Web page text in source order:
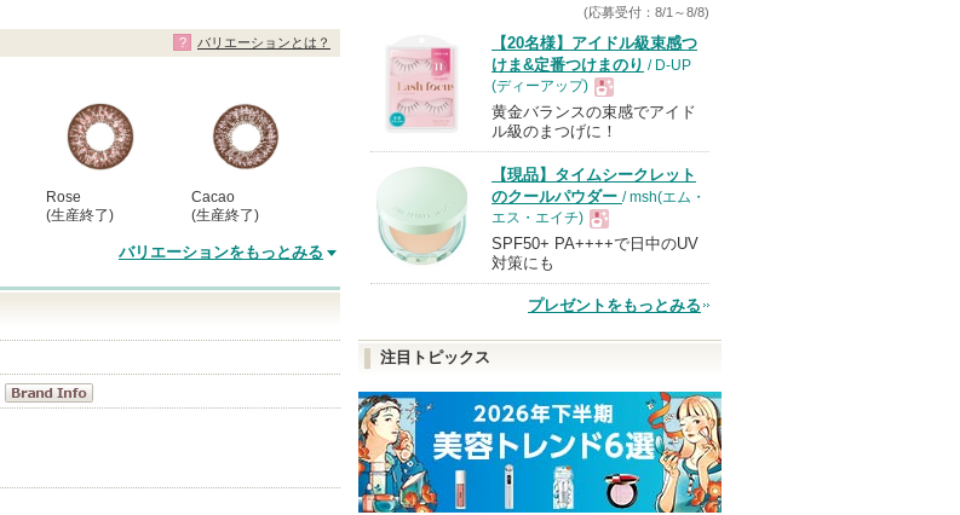
Rose
(生産終了)
Cacao
(生産終了)
バリエーションをもっとみる
バリエーションとは？
(応募受付：8/1～8/8)
【20名様】アイドル級束感つ
けま&定番つけまのり / D-UP
(ディーアップ)
現
品
黄金バランスの束感でアイド
ル級のまつげに！
【現品】タイムシークレット
のクールパウダー / msh(エム・
エス・エイチ)
現
品
SPF50+ PA++++で日中のUV
対策にも
プレゼントをもっとみる
注目トピックス